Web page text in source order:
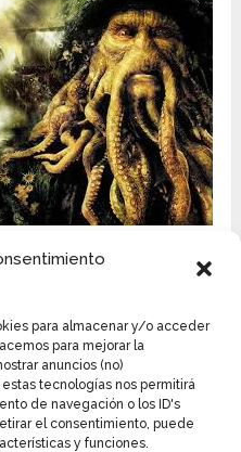
para almacenar y/o acceder
para mejorar la
anuncios (no)
tecnologías nos permitirá
de navegación o los ID's
el consentimiento, puede
y funciones.
Jones” significa en
encerró en el cofre
que murieron en
la eternidad atrapados